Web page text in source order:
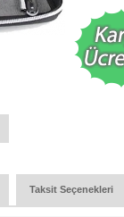
Taksit Seçenekleri